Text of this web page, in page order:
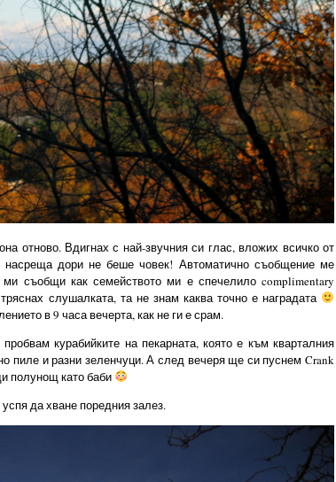
отново. Вдигнах с най-звучния си глас, вложих всичко от
дори не беше човек! Автоматично съобщение ме
съобщи как семейството ми е спечелило complimentary
слушалката, та не знам каква точно е наградата
в 9 часа вечерта, как не ги е срам.
курабийките на пекарната, която е към кварталния
пиле и разни зеленчуци. А след вечеря ще си пуснем Crank
полунощ като баби
да хване поредния залез.